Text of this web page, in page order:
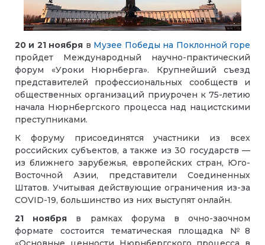
20 и 21 ноября в Музее Победы на Поклонной горе
пройдет Международный научно-практический
форум «Уроки Нюрнберга». Крупнейший съезд
представителей профессиональных сообществ и
общественных организаций приурочен к 75-летию
начала Нюрнбергского процесса над нацистскими
преступниками.
К форуму присоединятся участники из всех
российских субъектов, а также из 30 государств —
из ближнего зарубежья, европейских стран, Юго-
Восточной Азии, представители Соединенных
Штатов. Учитывая действующие ограничения из-за
COVID-19, большинство из них выступят онлайн.
21 ноября в рамках форума в очно-заочном
формате состоится тематическая площадка №8